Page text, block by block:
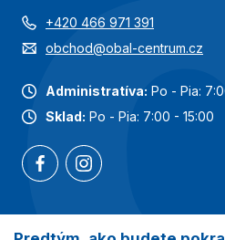
+420 466 971 391
obchod@obal-centrum.cz
Administratíva: Po - Pia:
Sklad: Po - Pia: 7:00 - 15:00